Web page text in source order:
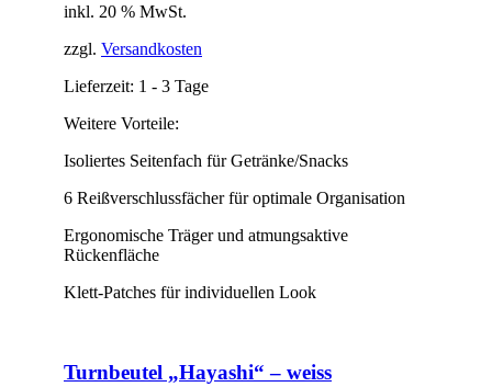
inkl. 20 % MwSt.
zzgl. Versandkosten
Lieferzeit: 1 - 3 Tage
Weitere Vorteile:
Isoliertes Seitenfach für Getränke/Snacks
6 Reißverschlussfächer für optimale Organisation
Ergonomische Träger und atmungsaktive
Rückenfläche
Klett-Patches für individuellen Look
Turnbeutel „Hayashi“ – weiss